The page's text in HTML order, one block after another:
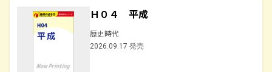
Ｈ０４ 平成
歴史時代
2026.09.17 発売